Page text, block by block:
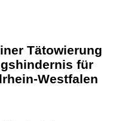
Tätowierung
für
Westfalen